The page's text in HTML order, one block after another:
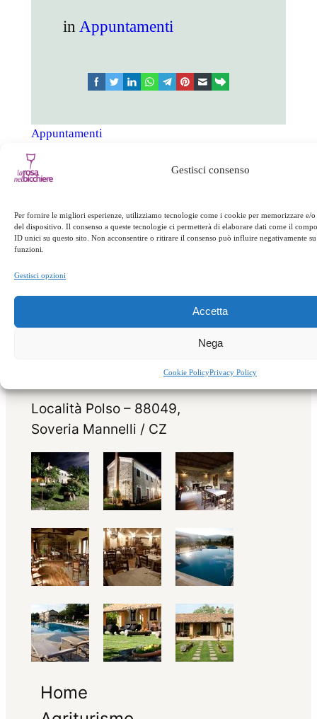
Gestisci consenso
Per fornire le migliori esperienze, utilizziamo tecnologie come i cookie per memorizzare e/
del dispositivo. Il consenso a queste tecnologie ci permetterà di elaborare dati come il
ID unici su questo sito. Non acconsentire o ritirare il consenso può influire negativamente
funzioni.
Gestisci opzioni
Accetta
Nega
Cookie PolicyPrivacy Policy
in Appuntamenti
facebooktwitterlinkedinwhatsapptelegram
pinterest email link
Appuntamenti
Località Polso – 88049,
Soveria Mannelli / CZ
Home